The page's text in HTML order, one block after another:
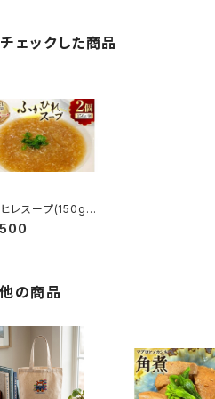
ェックした商品
ヒレスープ(150g)×
ット
の商品